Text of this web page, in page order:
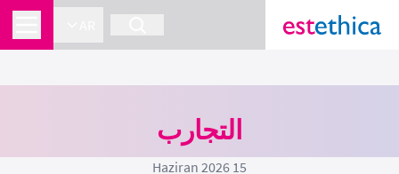
التجارب
15 Haziran 2026